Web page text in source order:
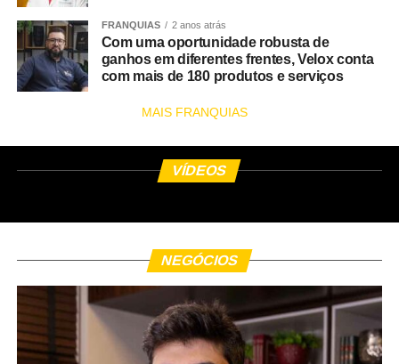
FRANQUIAS 2 anos atrás
Com uma oportunidade robusta de
ganhos em diferentes frentes, Velox conta
com mais de 180 produtos e serviços
MAIS FRANQUIAS
VÍDEOS
NEGÓCIOS